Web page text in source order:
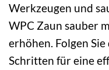
Werkzeugen und
WPC Zaun sauber
erhöhen. Folgen
Schritten für eine